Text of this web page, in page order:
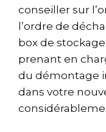
conseiller sur
l’ordre de
box de
prenant en
du démontage
dans votre